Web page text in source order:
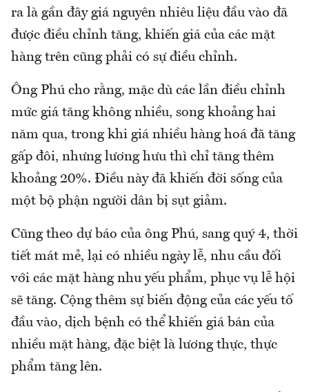
ra là gần đây giá nguyên nhiêu liệu đầu vào đã
được điều chỉnh tăng, khiến giá của các mặt
hàng trên cũng phải có sự điều chỉnh.
Ông Phú cho rằng, mặc dù các lần điều chỉnh
mức giá tăng không nhiều, song khoảng hai
năm qua, trong khi giá nhiều hàng hoá đã tăng
gấp đôi, nhưng lương hưu thì chỉ tăng thêm
khoảng 20%. Điều này đã khiến đời sống của
một bộ phận người dân bị sụt giảm.
Cũng theo dự báo của ông Phú, sang quý 4, thời
tiết mát mẻ, lại có nhiều ngày lễ, nhu cầu đối
với các mặt hàng nhu yếu phẩm, phục vụ lễ hội
sẽ tăng. Cộng thêm sự biến động của các yếu tố
đầu vào, dịch bệnh có thể khiến giá bán của
nhiều mặt hàng, đặc biệt là lương thực, thực
phẩm tăng lên.